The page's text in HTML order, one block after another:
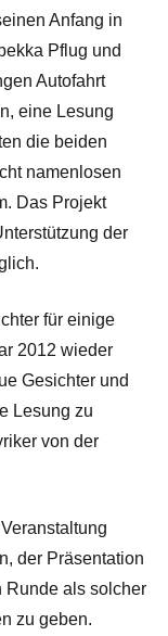
Anfang in
Pflug und
Autofahrt
eine Lesung
die beiden
namenlosen
Das Projekt
der
für einige
2012 wieder
Gesichter und
Lesung zu
von der
der Präsentation
Runde als solcher
zu geben.